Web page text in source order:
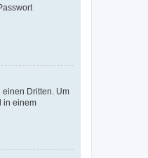
einen Dritten. Um
in einem